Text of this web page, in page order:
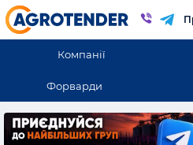
Компанії
Форварди